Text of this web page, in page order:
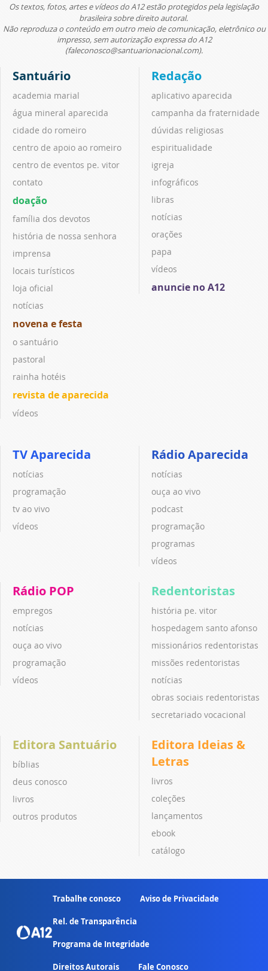
Os textos, fotos, artes e vídeos do A12 estão protegidos pela legislação
brasileira sobre direito autoral.
Não reproduza o conteúdo em outro meio de comunicação, eletrônico ou
impresso, sem autorização expressa do A12
(faleconosco@santuarionacional.com).
Santuário
academia marial
água mineral aparecida
cidade do romeiro
centro de apoio ao romeiro
centro de eventos pe. vitor
contato
doação
família dos devotos
história de nossa senhora
imprensa
locais turísticos
loja oficial
notícias
novena e festa
o santuário
pastoral
rainha hotéis
revista de aparecida
vídeos
Redação
aplicativo aparecida
campanha da fraternidade
dúvidas religiosas
espiritualidade
igreja
infográficos
libras
notícias
orações
papa
vídeos
anuncie no A12
TV Aparecida
notícias
programação
tv ao vivo
vídeos
Rádio Aparecida
notícias
ouça ao vivo
podcast
programação
programas
vídeos
Rádio POP
empregos
notícias
ouça ao vivo
programação
vídeos
Redentoristas
história pe. vitor
hospedagem santo afonso
missionários redentoristas
missões redentoristas
notícias
obras sociais redentoristas
secretariado vocacional
Editora Santuário
bíblias
deus conosco
livros
outros produtos
Editora Ideias &
Letras
livros
coleções
lançamentos
ebook
catálogo
Trabalhe conosco Aviso de Privacidade
Rel. de Transparência
Programa de Integridade
Direitos Autorais Fale Conosco